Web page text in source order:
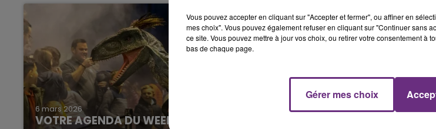
6 mars 2026
VOTRE AGENDA DU WEEK-END.
4 mars 2026
DEUX GENDARMES
Vous pouvez accepter en cliquant sur "Accepter et fermer", ou affiner en
mes choix". Vous pouvez également refuser en cliquant sur "Continuer sans
ce site. Vous pouvez mettre à jour vos choix, ou retirer votre consentement à
bas de chaque page.
Gérer mes choix